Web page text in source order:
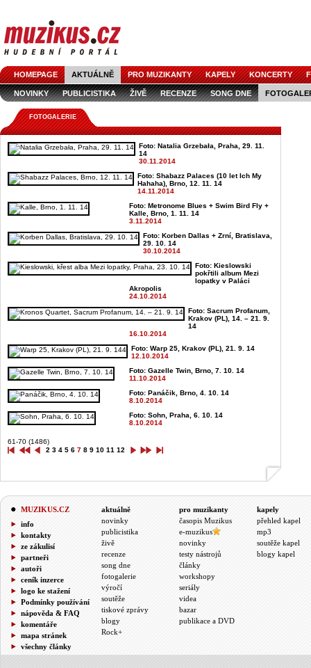
HOMEPAGE AKTUÁLNĚ PRO MUZIKANTY KAPELY KONCERTY
NOVINKY PUBLICISTIKA ŽIVĚ RECENZE SONG DNE
FOTOGALERIE
Foto: Natalia Grzebała, Praha, 29. 11.
14
30.11.2014
Foto: Shabazz Palaces (10 let Ich My
Hahaha), Brno, 12. 11. 14
14.11.2014
Foto: Metronome Blues + Swim Bird Fly +
Kalle, Brno, 1. 11. 14
3.11.2014
Foto: Korben Dallas + Zrní, Bratislava,
29. 10. 14
30.10.2014
Foto: Kieslowski
pokřtili album Mezi
lopatky v Paláci
Akropolis
24.10.2014
Foto: Sacrum Profanum,
Krakov (PL), 14. – 21. 9.
14
16.10.2014
Foto: Warp 25, Krakov (PL), 21. 9. 14
12.10.2014
Foto: Gazelle Twin, Brno, 7. 10. 14
11.10.2014
Foto: Panáčik, Brno, 4. 10. 14
8.10.2014
Foto: Sohn, Praha, 6. 10. 14
8.10.2014
61-70 (1486)
2 3 4 5 6 7 8 9 10 11 12
MUZIKUS.CZ
info
kontakty
ze zákulisí
partneři
autoři
ceník inzerce
logo ke stažení
Podmínky používání
nápověda & FAQ
komentáře
mapa stránek
všechny články
aktuálně
novinky
publicistika
živě
recenze
song dne
fotogalerie
výročí
soutěže
tiskové zprávy
blogy
Rock+
pro muzikanty
časopis Muzikus
e-muzikus
novinky
testy nástrojů
články
workshopy
seriály
videa
bazar
publikace a DVD
kapely
přehled kapel
mp3
soutěže kapel
blogy kapel